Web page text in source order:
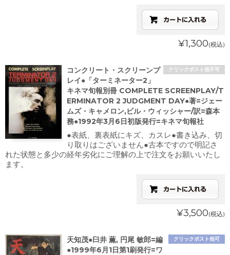
¥1,300(税込)
クリックポスト他不可
コンクリート・スクリーンプ
レイ●「ターミネーター2」
キネマ旬報別冊 COMPLETE SCREENPLAY/T
ERMINATOR 2 JUDGMENT DAY●著=ジェー
ムズ・キャメロン,ビル・ウィッシャー/訳=森本
務●1992年3月6日初版発行=キネマ旬報社
●表紙、裏表紙にキズ、カスレ●書き込み、切
り取りはございません●古本ですので明記さ
れた状態と多少の経年劣化にご理解の上で注文をお願いいたし
ます。
¥3,500(税込)
クリックポスト他可
天知茂●臼井 薫, 円尾 敏郎=編
●1999年6月1日第1刷発行=ワ